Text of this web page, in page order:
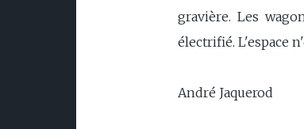
gravière. Les
électrifié. L'espace
André Jaquerod